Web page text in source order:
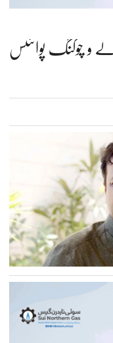
و چوکنگ پوائنٹس